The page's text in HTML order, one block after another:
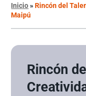
Inicio»Rincón del
Maipú
Rincón